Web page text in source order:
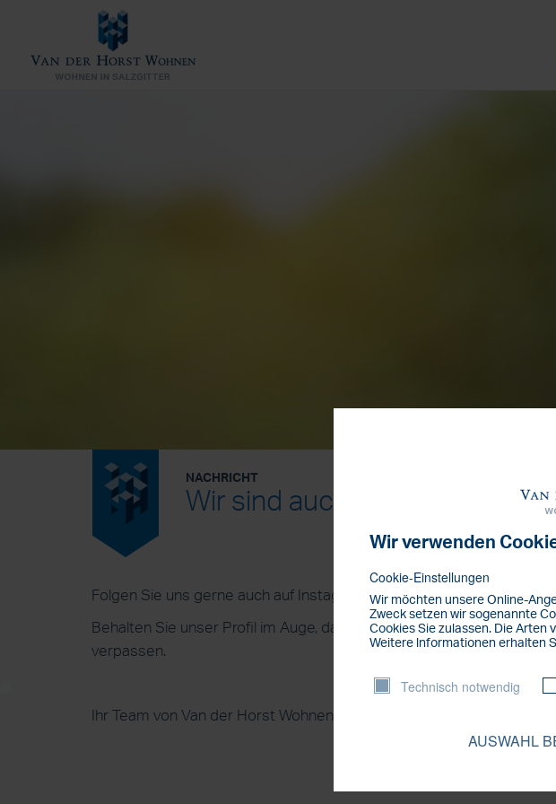
NACHRICHT
Wir sind auch auf Instagram
Folgen Sie uns gerne auch auf Instagram:instagram.com/
Behalten Sie unser Profil im Auge, damit Sie die Neuigkeiten, Tipps,
verpassen.
Ihr Team von Van der Horst Wohnen.
Wir verwenden
Cookie-Einstellungen
Wir möchten unsere Online-
Zweck setzen wir sogenannte
Cookies Sie zulassen. Die Arten
Weitere lnformationen erhalten
Technisch notwendig
AUSWAHL